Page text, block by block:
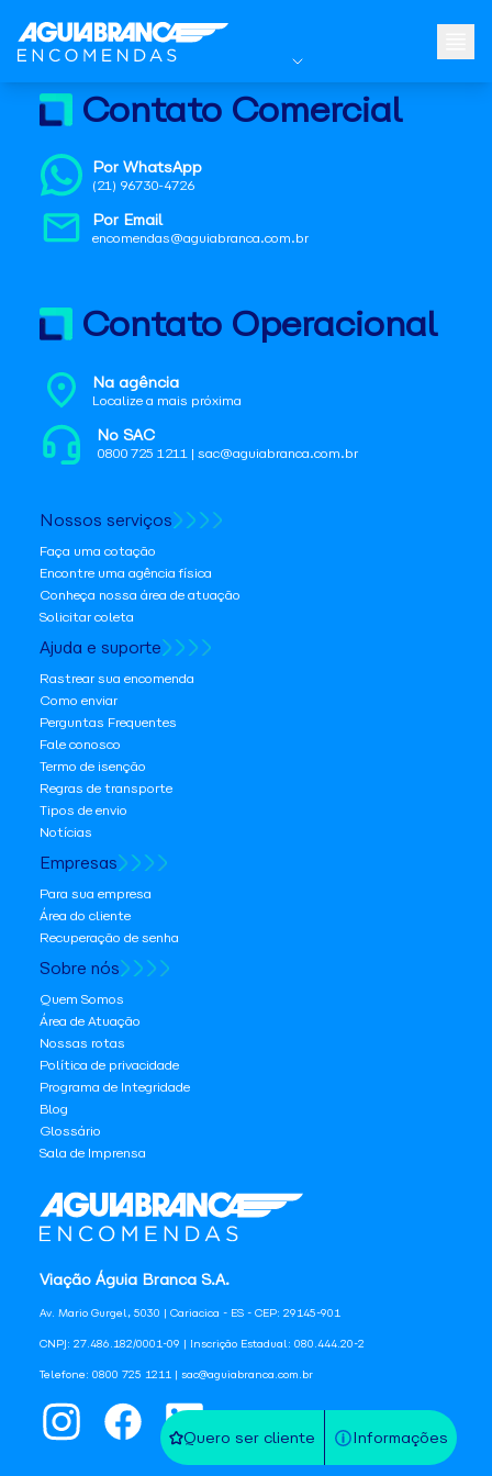
Quero ser cliente Informações
Viação Águia Branca S.A.
Av. Mario Gurgel, 5030 | Cariacica - ES - CEP: 29145-901
CNPJ: 27.486.182/0001-09 | Inscrição Estadual: 080.444.20-2
Telefone: 0800 725 1211 | sac@aguiabranca.com.br
Contato Comercial
Por WhatsApp
(21) 96730-4726
Por Email
encomendas@aguiabranca.com.br
Contato Operacional
Na agência
Localize a mais próxima
No SAC
0800 725 1211 | sac@aguiabranca.com.br
Nossos serviços
Faça uma cotação
Encontre uma agência física
Conheça nossa área de atuação
Solicitar coleta
Ajuda e suporte
Rastrear sua encomenda
Como enviar
Perguntas Frequentes
Fale conosco
Termo de isenção
Regras de transporte
Tipos de envio
Notícias
Empresas
Para sua empresa
Área do cliente
Recuperação de senha
Sobre nós
Quem Somos
Área de Atuação
Nossas rotas
Política de privacidade
Programa de Integridade
Blog
Glossário
Sala de Imprensa